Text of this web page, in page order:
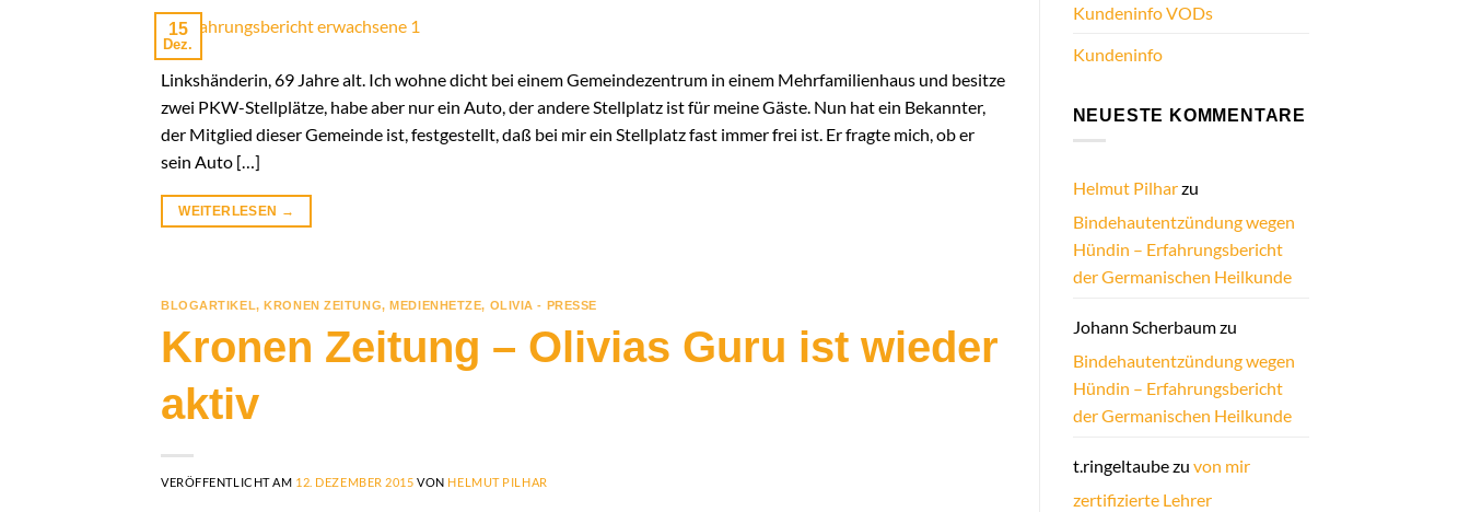
15
Dez.
Linkshänderin, 69 Jahre alt. Ich wohne dicht bei einem Gemeindezentrum in einem Mehrfamilienhaus und besitze
zwei PKW-Stellplätze, habe aber nur ein Auto, der andere Stellplatz ist für meine Gäste. Nun hat ein Bekannter,
der Mitglied dieser Gemeinde ist, festgestellt, daß bei mir ein Stellplatz fast immer frei ist. Er fragte mich, ob er
sein Auto […]
WEITERLESEN →
BLOGARTIKEL,KRONEN ZEITUNG,MEDIENHETZE, OLIVIA - PRESSE
Kronen Zeitung – Olivias Guru ist wieder
aktiv
VERÖFFENTLICHT AM 12. DEZEMBER 2015 VON HELMUT PILHAR
Kundeninfo VODs
Kundeninfo
NEUESTE KOMMENTARE
Helmut Pilharzu
Bindehautentzündung wegen
Hündin – Erfahrungsbericht
der Germanischen Heilkunde
Johann Scherbaumzu
Bindehautentzündung wegen
Hündin – Erfahrungsbericht
der Germanischen Heilkunde
t.ringeltaubezu von mir
zertifizierte Lehrer